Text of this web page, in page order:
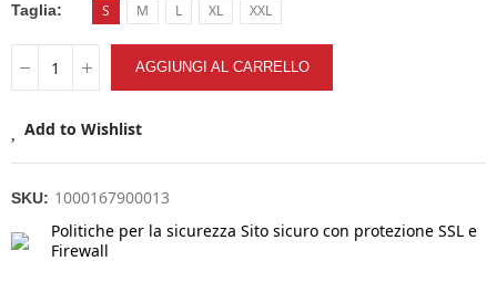
Taglia S M L XL XXL
AGGIUNGI AL CARRELLO
Add to Wishlist
SKU: 1000167900013
Politiche per la sicurezza Sito sicuro con protezione SSL e
Firewall